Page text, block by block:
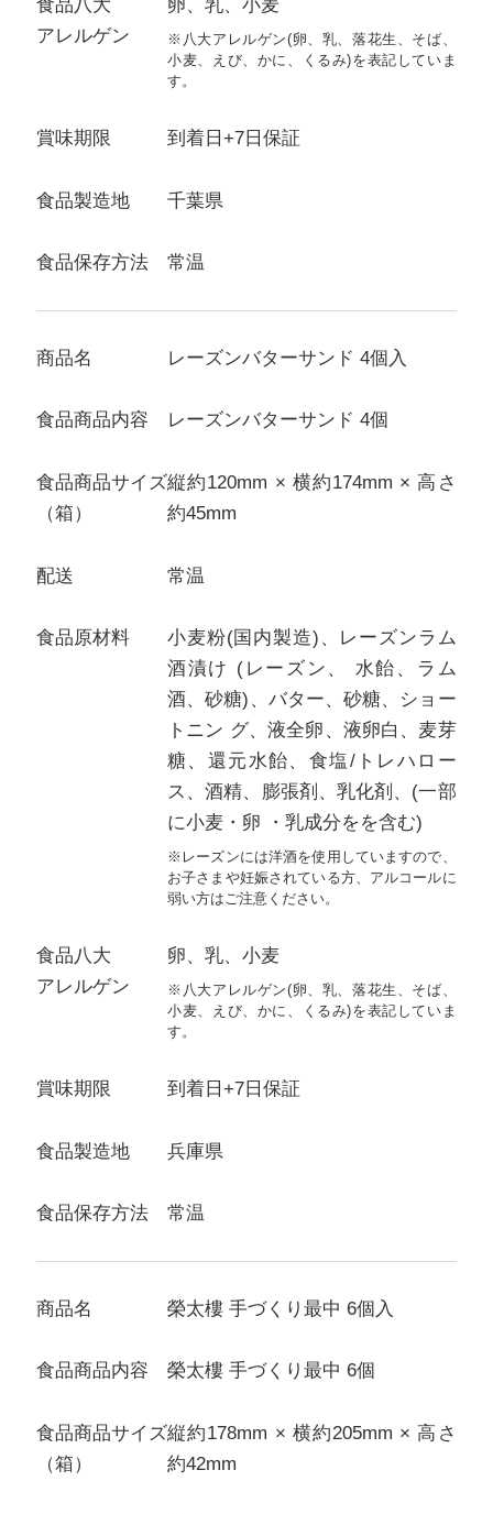
食品八大
アレルゲン
卵、乳、小麦
※八大アレルゲン(卵、乳、落花生、そば、
小麦、えび、かに、くるみ)を表記していま
す。
賞味期限 到着日+7日保証
食品製造地 千葉県
食品保存方法 常温
商品名 レーズンバターサンド 4個入
食品商品内容 レーズンバターサンド 4個
食品商品サイズ
（箱）
縦約120mm × 横約174mm × 高さ
約45mm
配送 常温
食品原材料
小麦粉(国内製造)、レーズンラム
酒漬け (レーズン、 水飴、ラム
酒、砂糖)、バター、砂糖、ショー
トニン グ、液全卵、液卵白、麦芽
糖、還元水飴、食塩/トレハロー
ス、酒精、膨張剤、乳化剤、(一部
に小麦・卵 ・乳成分をを含む)
※レーズンには洋酒を使用していますので、
お子さまや妊娠されている方、アルコールに
弱い方はご注意ください。
食品八大
アレルゲン
卵、乳、小麦
※八大アレルゲン(卵、乳、落花生、そば、
小麦、えび、かに、くるみ)を表記していま
す。
賞味期限 到着日+7日保証
食品製造地 兵庫県
食品保存方法 常温
商品名 榮太樓 手づくり最中 6個入
食品商品内容 榮太樓 手づくり最中 6個
食品商品サイズ
（箱）
縦約178mm × 横約205mm × 高さ
約42mm